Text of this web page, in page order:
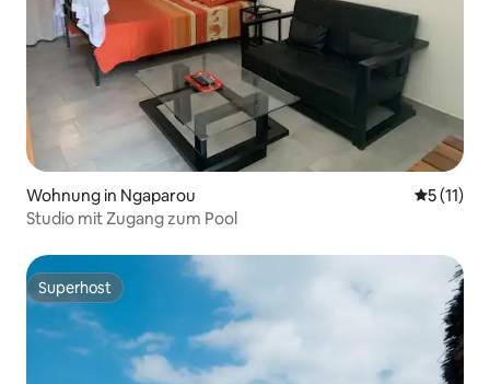
Wohnung in Ngaparou
5 (11)
Studio mit Zugang zum Pool
Superhost
Superhost